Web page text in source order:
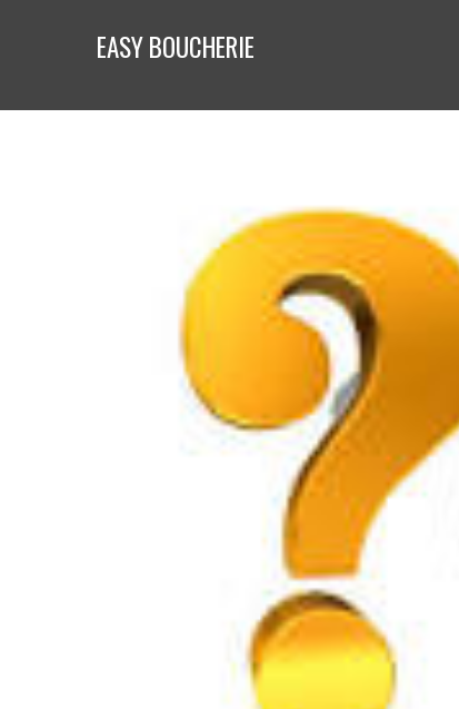
EASY BOUCHERIE